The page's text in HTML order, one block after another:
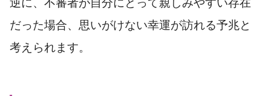
逆に、不審者が自分にとって親しみやすい存在
だった場合、思いがけない幸運が訪れる予兆と
考えられます。